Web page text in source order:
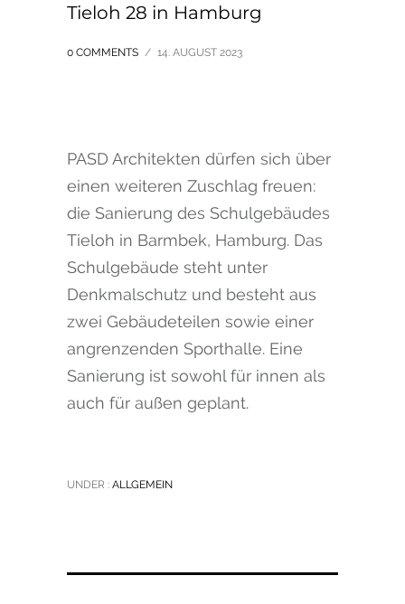
Tieloh 28 in Hamburg
0 COMMENTS / 14. AUGUST 2023
PASD Architekten dürfen sich über
einen weiteren Zuschlag freuen:
die Sanierung des Schulgebäudes
Tieloh in Barmbek, Hamburg. Das
Schulgebäude steht unter
Denkmalschutz und besteht aus
zwei Gebäudeteilen sowie einer
angrenzenden Sporthalle. Eine
Sanierung ist sowohl für innen als
auch für außen geplant.
UNDER : ALLGEMEIN